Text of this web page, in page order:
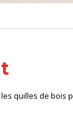
quilles de bois